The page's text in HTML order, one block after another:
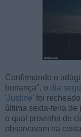
Confirmando o
bonança", o dia
'Justine' foi
última sexta-feira de
o qual provinha de
observavam na